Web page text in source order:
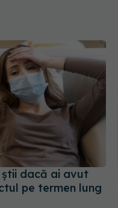
știi dacă ai avut
pe termen lung